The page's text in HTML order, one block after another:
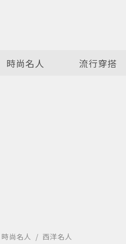
時尚名人 流行穿搭
時尚名人 西洋名人